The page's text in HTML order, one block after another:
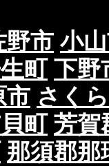
野市 小
町 下野
市 さく
町 芳賀
那須郡那